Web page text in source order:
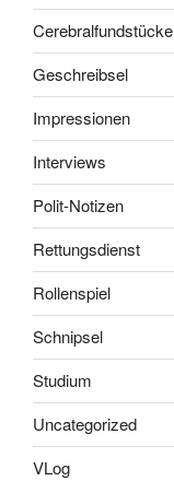
Cerebralfundstücke
Geschreibsel
Impressionen
Interviews
Polit-Notizen
Rettungsdienst
Rollenspiel
Schnipsel
Studium
Uncategorized
VLog